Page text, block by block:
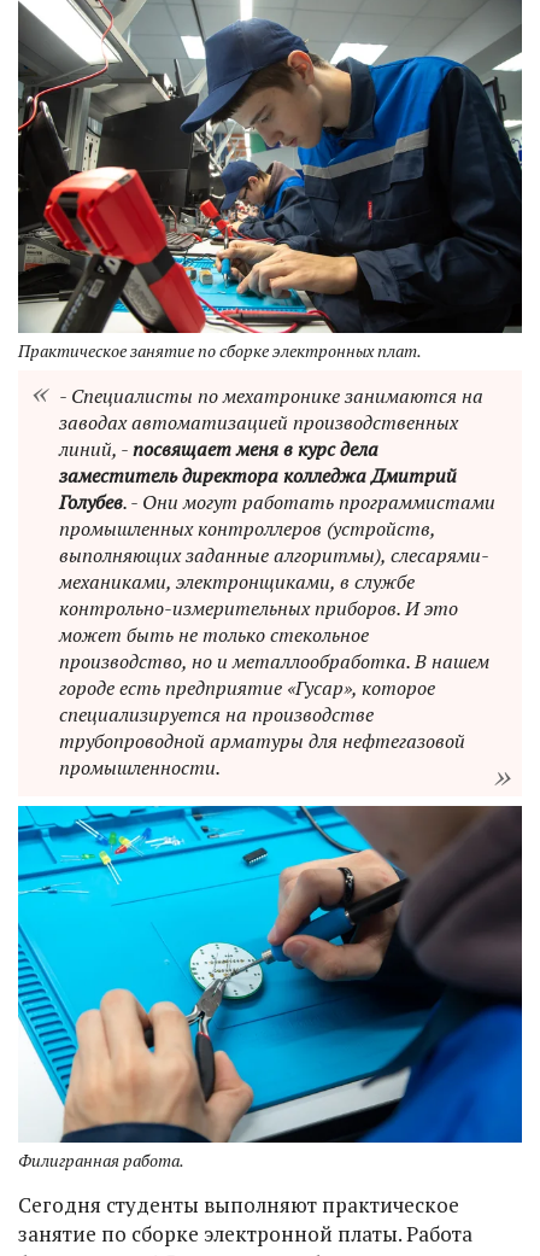
Практическое занятие по сборке электронных плат.
- Специалисты по мехатронике занимаются на
заводах автоматизацией производственных
линий, -посвящает меня в курс дела
заместитель директора колледжа Дмитрий
Голубев. - Они могут работать программистами
промышленных контроллеров (устройств,
выполняющих заданные алгоритмы), слесарями-
механиками, электронщиками, в службе
контрольно-измерительных приборов. И это
может быть не только стекольное
производство, но и металлообработка. В нашем
городе есть предприятие «Гусар», которое
специализируется на производстве
трубопроводной арматуры для нефтегазовой
промышленности.
Филигранная работа.
Сегодня студенты выполняют практическое
занятие по сборке электронной платы. Работа